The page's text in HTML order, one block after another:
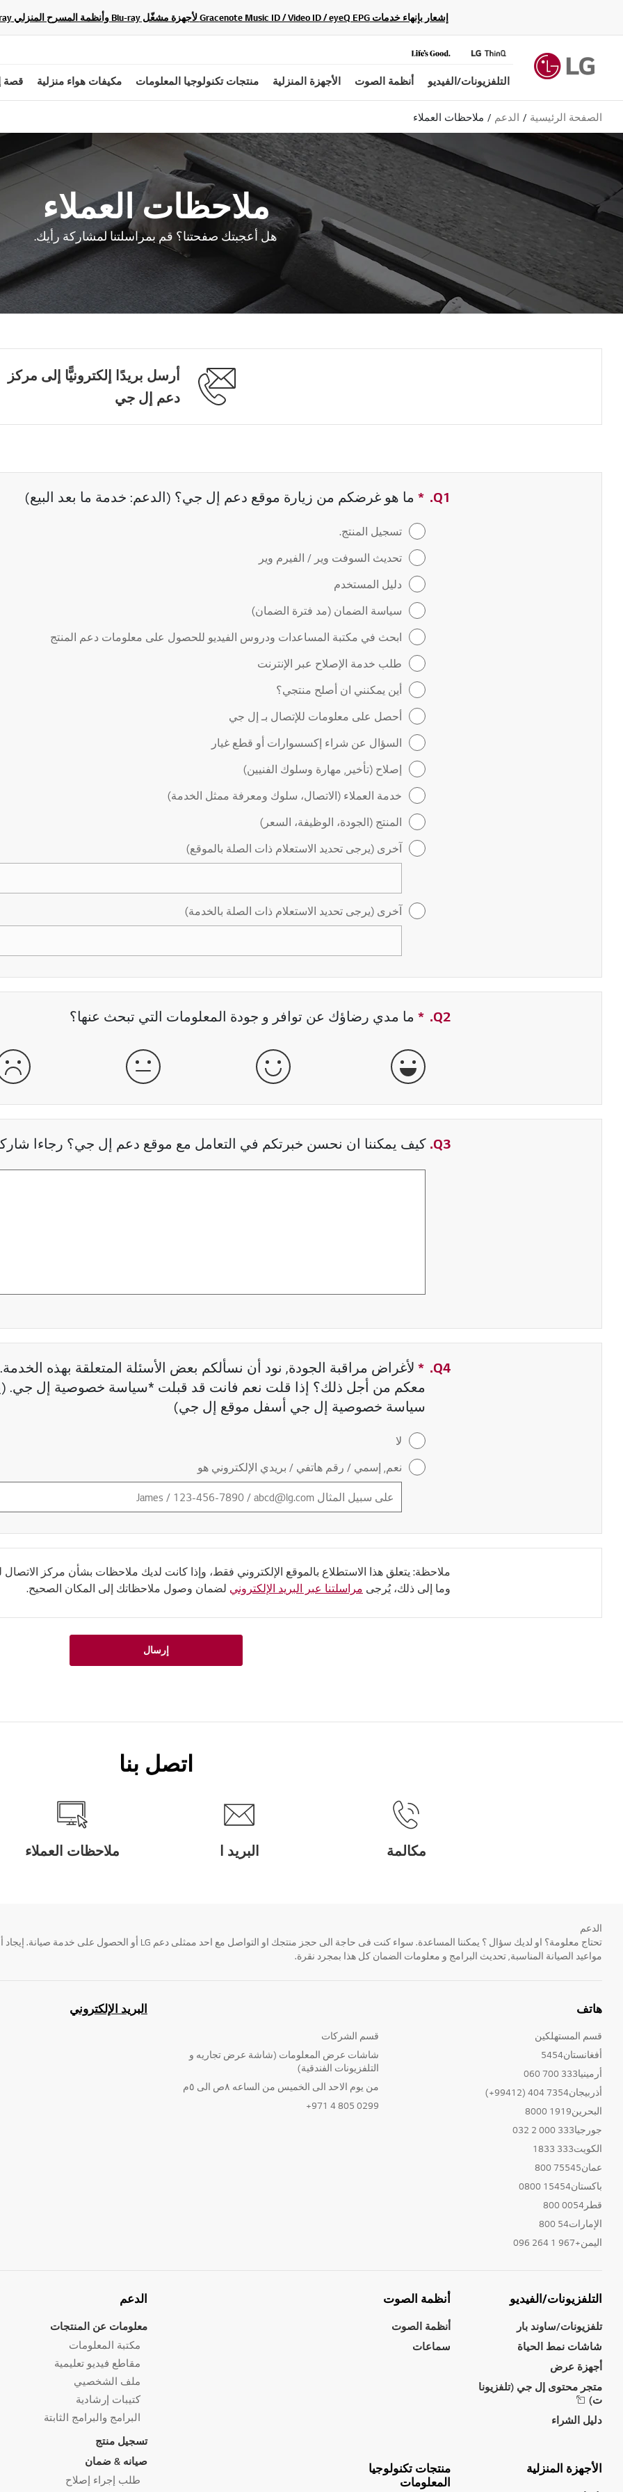
إشعار بإنهاء خدمات Gracenote Music ID / Video ID / eyeQ EPG لأجهزة مشغّل Blu-ray وأنظمة المسرح المنزلي Blu-ray، حيث لن تكون متاحة بعد الآن.
التلفزيونات/الفيديو أنظمة الصوت الأجهزة المنزلية منتجات تكنولوجيا المعلومات مكيفات هواء منزلية قصة
الصفحة الرئيسية الدعم ملاحظات العملاء
ملاحظات العملاء
هل أعجبتك صفحتنا؟ قم بمراسلتنا لمشاركة رأيك.
أرسل بريدًا إلكترونيًّا إلى مركز
دعم إل جي
Q1.
* حقل مطلوب
ما هو غرضكم من زيارة موقع دعم إل جي؟ (الدعم: خدمة ما بعد البيع)
تسجيل المنتج.
تحديث السوفت وير / الفيرم وير
دليل المستخدم
سياسة الضمان (مد فترة الضمان)
ابحث في مكتبة المساعدات ودروس الفيديو للحصول على معلومات دعم المنتج
طلب خدمة الإصلاح عبر الإنترنت
أين يمكنني ان أصلح منتجي؟
أحصل على معلومات للإتصال بـ إل جي
السؤال عن شراء إكسسوارات أو قطع غيار
إصلاح (تأخير, مهارة وسلوك الفنيين)
خدمة العملاء (الاتصال، سلوك ومعرفة ممثل الخدمة)
المنتج (الجودة، الوظيفة، السعر)
آخرى (يرجى تحديد الاستعلام ذات الصلة بالموقع)
آخرى (يرجى تحديد الاستعلام ذات الصلة بالخدمة)
Q2.
* حقل مطلوب
ما مدي رضاؤك عن توافر و جودة المعلومات التي تبحث عنها؟
جيدة جداً جيدة عادية
Q3. كيف يمكننا ان نحسن خبرتكم في التعامل مع موقع دعم إل جي؟ رجاءا
Q4.
* حقل مطلوب
لأغراض مراقبة الجودة, نود أن نسألكم بعض الأسئلة المتعلقة بهذه
معكم من أجل ذلك؟ إذا قلت نعم فانت قد قبلت *سياسة خصوصية إل جي.
سياسة خصوصية إل جي أسفل موقع إل جي)
لا
نعم, إسمي / رقم هاتفي / بريدي الإلكتروني هو
ملاحظة: يتعلق هذا الاستطلاع بالموقع الإلكتروني فقط، وإذا كانت لديك ملاحظات بشأن مركز الاتصال
وما إلى ذلك، يُرجى مراسلتنا عبر البريد الإلكتروني لضمان وصول ملاحظاتك إلى المكان الصحيح.
إرسال
اتصل بنا
مكالمة البريد ا ملاحظات العملاء
الدعم
مواعيد الصيانة المناسبة, تحديث البرامج و معلومات الضمان كل هذا بمجرد نقرة.
هاتف
قسم المستهلكين
أفغانستان5454
أرمينيا333 700 060
أذربيجان7354 404 (99412+)
البحرين1919 8000
جورجيا333 000 2 032
الكويت333 1833
عمان75545 800
باكستان15454 0800
قطر0054 800
الإمارات54 800
اليمن+967 1 264 096
قسم الشركات
شاشات عرض المعلومات (شاشة عرض تجاريه و
التلفزيونات الفندقية)
من يوم الاحد الى الخميس من الساعه ٨ص الى ٥م
0299 805 4 971+
البريد الإلكتروني
التلفزيونات/الفيديو
تلفزيونات/ساوند بار
شاشات نمط الحياة
أجهزة عرض
متجر محتوى إل جي (تلفزيونا
ت)
دليل الشراء
أنظمة الصوت
أنظمة الصوت
سماعات
الأجهزة المنزلية
منتجات تكنولوجيا
المعلومات
الدعم
معلومات عن المنتجات
مكتبة المعلومات
مقاطع فيديو تعليمية
ملف الشخصيي
كتيبات إرشادية
البرامج والبرامج الثابتة
تسجيل منتج
صيانه & ضمان
طلب إجراء إصلاح